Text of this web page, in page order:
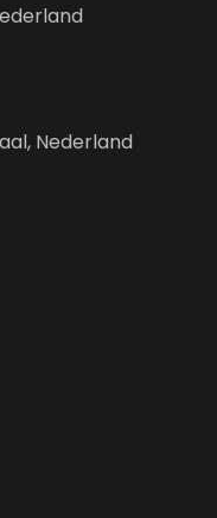
Nederland